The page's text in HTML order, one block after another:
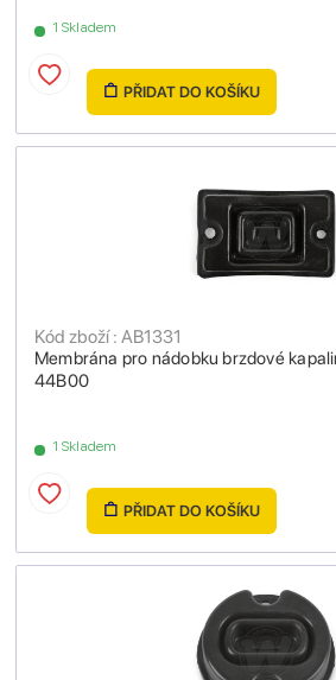
1 Skladem
PŘIDAT DO KOŠÍKU
Membrána pro nádobku brzdové
44B00
Kód zboží : AB1331
1 Skladem
PŘIDAT DO KOŠÍKU